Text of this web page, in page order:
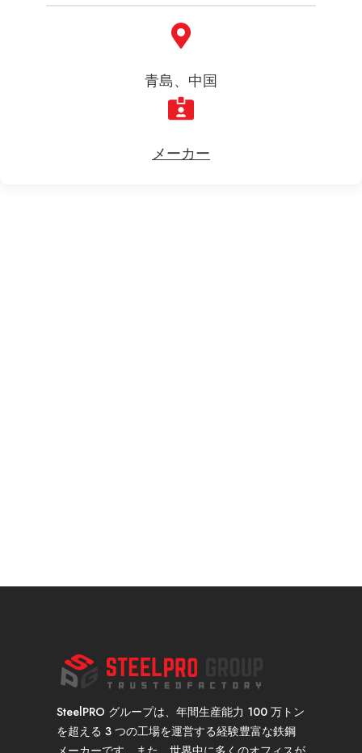
青島、中国
メーカー
SteelPRO グループは、年間生産能力 100 万トン
を超える 3 つの工場を運営する経験豊富な鉄鋼